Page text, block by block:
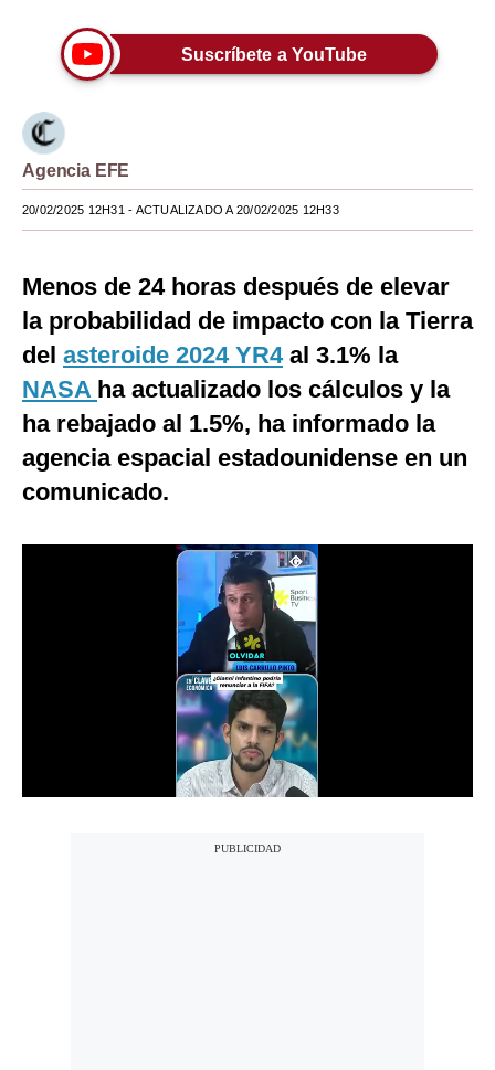
Tendencias
Viajes
Estilos
EEUU
México
España
Internacional
Tecnología
Videos
Suscríbete a YouTube
Agencia EFE
20/02/2025 12H31 - ACTUALIZADO A 20/02/2025 12H33
Menos de 24 horas después de elevar
la probabilidad de impacto con la Tierra
del asteroide 2024 YR4al 3.1% la
NASA ha actualizado los cálculos y la
ha rebajado al 1.5%, ha informado la
agencia espacial estadounidense en un
comunicado.